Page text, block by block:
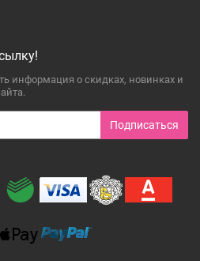
информация о скидках, новинках и
Подписаться